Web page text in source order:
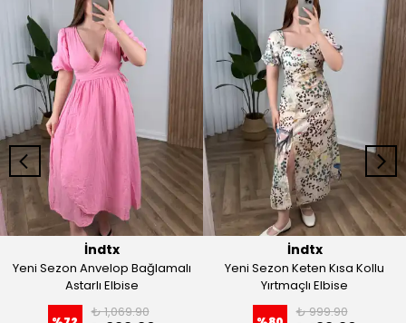
İndtx
Yeni Sezon Anvelop Bağlamalı
Astarlı Elbise
₺ 1,069.90
İndtx
Yeni Sezon Keten Kısa Kollu
Yırtmaçlı Elbise
₺ 999.90